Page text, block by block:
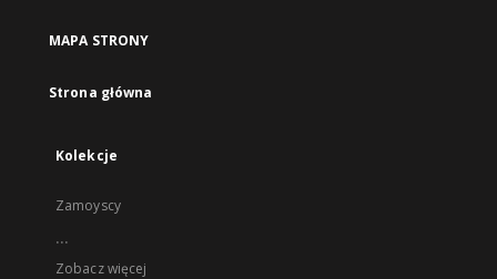
MAPA STRONY
Strona główna
Kolekcje
Zamoyscy
...
Zobacz więcej